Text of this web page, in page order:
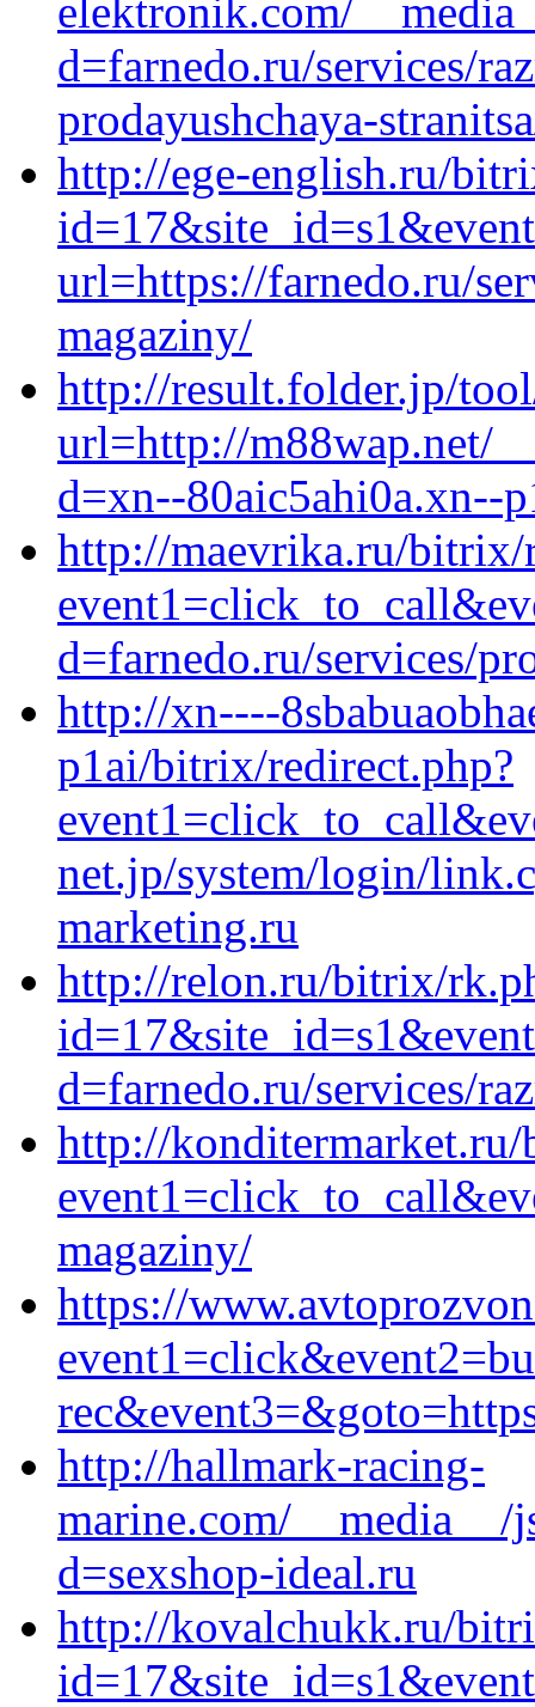
elektronik.com/
d=farnedo.ru/services/
prodayushchaya-
http://ege-english.ru/
url=https://farnedo.ru/
magaziny/
http://result.folder.jp/
url=http://m88wap.net/
d=xn--80aic5ahi0a.xn--
http://maevrika.ru/bitrix/
d=farnedo.ru/services/
http://xn----
p1ai/bitrix/redirect.php?
net.jp/system/login/
marketing.ru
http://relon.ru/bitrix/
d=farnedo.ru/services/
http://
magaziny/
https://
http://hallmark-racing-
marine.com/__media__/
d=sexshop-ideal.ru
http://kovalchukk.ru/